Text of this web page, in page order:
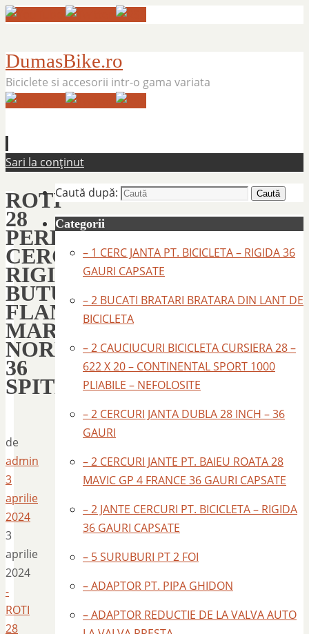
DumasBike.ro
Biciclete si accesorii intr-o gama variata
Sari la conținut
ROTI
28
PERECHE
CERCURI
RIGIDA
BUTUCI
FLANSA
MARE
NORMANDY
36
SPITE
de
admin
3
aprilie
2024
3
aprilie
2024
-
ROTI
28
Caută după: Caută
Categorii
– 1 CERC JANTA PT. BICICLETA – RIGIDA 36
GAURI CAPSATE
– 2 BUCATI BRATARI BRATARA DIN LANT DE
BICICLETA
– 2 CAUCIUCURI BICICLETA CURSIERA 28 –
622 X 20 – CONTINENTAL SPORT 1000
PLIABILE – NEFOLOSITE
– 2 CERCURI JANTA DUBLA 28 INCH – 36
GAURI
– 2 CERCURI JANTE PT. BAIEU ROATA 28
MAVIC GP 4 FRANCE 36 GAURI CAPSATE
– 2 JANTE CERCURI PT. BICICLETA – RIGIDA
36 GAURI CAPSATE
– 5 SURUBURI PT 2 FOI
– ADAPTOR PT. PIPA GHIDON
– ADAPTOR REDUCTIE DE LA VALVA AUTO